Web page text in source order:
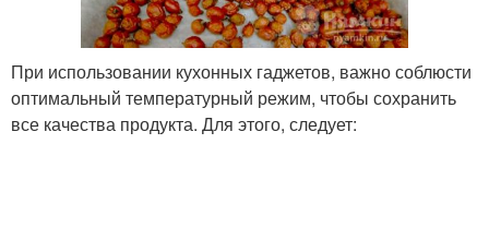
При использовании кухонных гаджетов, важно соблюсти
оптимальный температурный режим, чтобы сохранить
все качества продукта. Для этого, следует: